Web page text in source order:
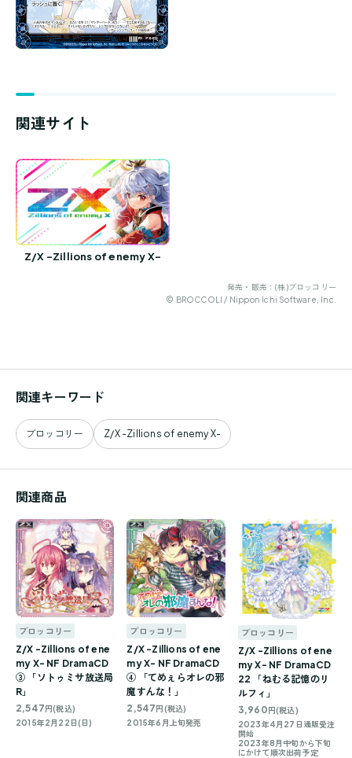
関連サイト
Z/X -Zillions of enemy X-
発売・販売：(株)ブロッコリー
© BROCCOLI / Nippon Ichi Software, Inc.
関連キーワード
ブロッコリー Z/X -Zillions of enemy X-
関連商品
ブロッコリー
Z/X -Zillions of ene
my X- NF DramaCD
③ 「ソトゥミサ放送局
R」
2,547円(税込)
2015年2月22日(日)
ブロッコリー
Z/X -Zillions of ene
my X- NF DramaCD
④ 「てめぇらオレの邪
魔すんな！」
2,547円(税込)
2015年6月上旬発売
ブロッコリー
Z/X -Zillions of ene
my X- NF DramaCD
22 「ねむる記憶のリ
ルフィ」
3,960円(税込)
2023年4月27日通販受注
開始
2023年8月中旬から下旬
にかけて順次出荷予定